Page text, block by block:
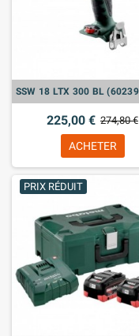
225,00 € 274,80 €
ACHETER
PRIX RÉDUIT